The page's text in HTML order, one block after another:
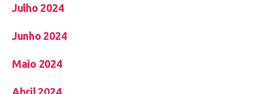
Julho 2024
Junho 2024
Maio 2024
Abril 2024